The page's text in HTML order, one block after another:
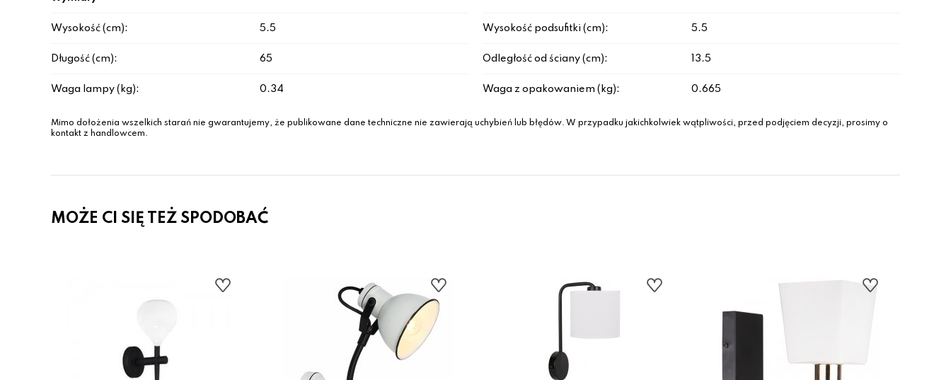
Wysokość (cm): 5.5 Wysokość podsufitki (cm): 5.5
Długość (cm): 65 Odległość od ściany (cm): 13.5
Waga lampy (kg): 0.34 Waga z opakowaniem (kg): 0.665
Mimo dołożenia wszelkich starań nie gwarantujemy, że publikowane dane techniczne nie zawierają uchybień lub błędów. W przypadku jakichkolwiek wątpliwości, przed podjęciem decyzji, prosimy o
kontakt z handlowcem.
MOŻE CI SIĘ TEŻ SPODOBAĆ